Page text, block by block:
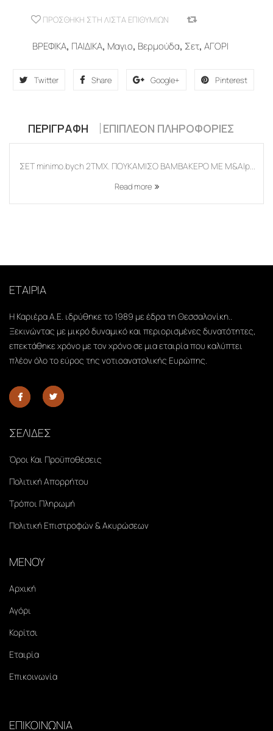
ΠΡΟΣΘΉΚΗ ΣΤΗ ΛΊΣΤΑ ΕΠΙΘΥΜΙΏΝ
ΒΡΕΦΙΚΑ, ΠΑΙΔΙΚΑ, Μαγιο, Βερμούδα, Σετ, ΑΓΟΡΙ
Twitter Share Google+ Pinterest
ΠΕΡΙΓΡΑΦΉ ΕΠΙΠΛΈΟΝ ΠΛΗΡΟΦΟΡΊΕΣ
ΣΕΤ minimo.bych 2ΤΜΧ. ΠΟΥΚΑΜΙΣΟ ΒΑΜΒΑΚΕΡΟ ΜΕ Μ&Alp...
Read more
ΕΤΑΙΡΙΑ
Η Καριέρα Α.Ε. ιδρύθηκε το 1989 με έδρα τη Θεσσαλονίκη..
Ξεκινώντας με μικρό δυναμικό και περιορισμένες δυνατότητες,
επεκτάθηκε χρόνο με τον χρόνο σε μια εταιρία που καλύπτει
πλέον όλο το εύρος της νοτιοανατολικής Ευρώπης.
ΣΕΛΙΔΕΣ
Όροι Και Προϋποθέσεις
Πολιτική Απορρήτου
Τρόποι Πληρωμή
Πολιτική Επιστροφών & Ακυρώσεων
ΜΕΝΟΥ
Αρχική
Αγόρι
Κορίτσι
Εταιρία
Επικοινωνία
ΕΠΙΚΟΙΝΩΝΙΑ